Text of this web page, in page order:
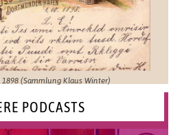
(Sammlung Klaus Winter)
PODCASTS